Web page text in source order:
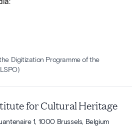
Digitization Programme of the
for Cultural Heritage
1, 1000 Brussels, Belgium